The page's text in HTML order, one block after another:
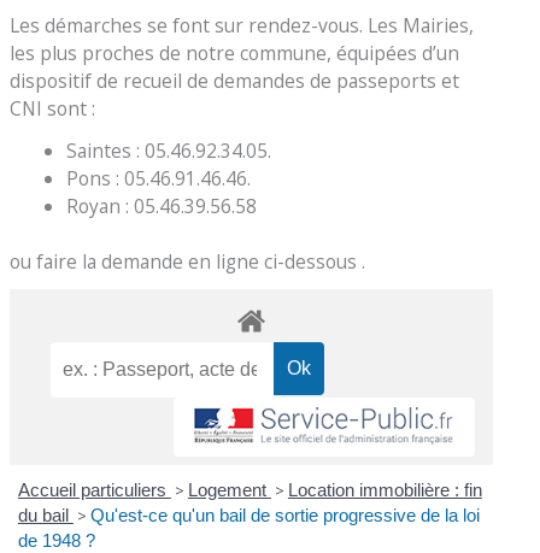
Les démarches se font sur rendez-vous. Les Mairies,
les plus proches de notre commune, équipées d’un
dispositif de recueil de demandes de passeports et
CNI sont :
Saintes : 05.46.92.34.05.
Pons : 05.46.91.46.46.
Royan : 05.46.39.56.58
ou faire la demande en ligne ci-dessous .
Accueil particuliers > Logement > Location immobilière : fin
du bail
> Qu'est-ce qu'un bail de sortie progressive de la loi
de 1948 ?